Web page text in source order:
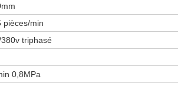
pièces/min
triphasé
0,8MPa